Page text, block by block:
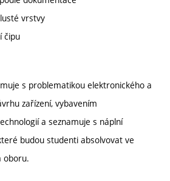
vrstvy
čipu
s problematikou elektronického a
zařízení, vybavením
a seznamuje s náplní
budou studenti absolvovat ve
oboru.